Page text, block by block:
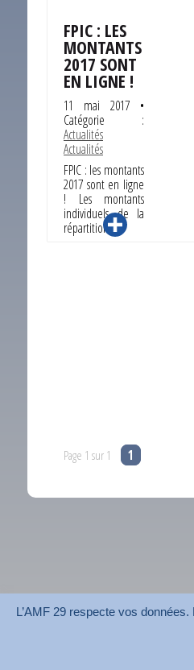
FPIC : LES
MONTANTS
2017 SONT
EN LIGNE !
11 mai 2017 •
Catégorie :
Actualités
Actualités
FPIC : les montants
2017 sont en ligne
! Les montants
individuels de la
répartition …
Page 1 sur 1 1
L’AMF 29 respecte vos